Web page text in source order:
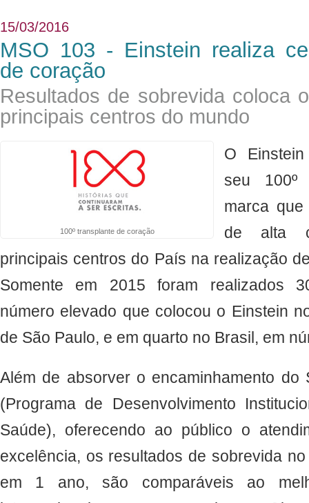
15/03/2016
MSO 103 - Einstein realiza
de coração
Resultados de sobrevida coloca
principais centros do mundo
100º transplante de coração
O
seu 100º
marca
de alta
principais centros do País na realização
Somente em 2015 foram realizados
número elevado que colocou o Einstein
de São Paulo, e em quarto no Brasil, em
Além de absorver o encaminhamento do
(Programa de Desenvolvimento
Saúde), oferecendo ao público o
excelência, os resultados de sobrevida
em 1 ano, são comparáveis ao